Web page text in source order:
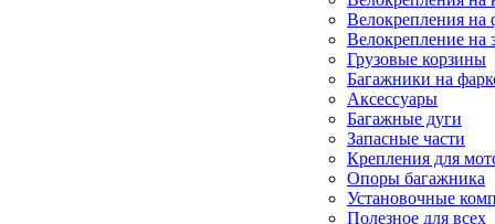
Велокрепления на
Велокрепление на
Грузовые корзины
Багажники на
Аксессуары
Багажные дуги
Запасные части
Крепления для
Опоры багажника
Установочные
Полезное для всех